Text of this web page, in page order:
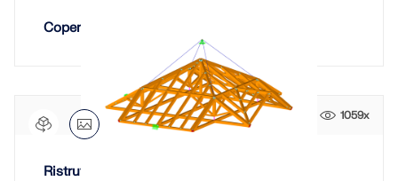
Copertura 3D
1059x
Ristrutturazione della copertura